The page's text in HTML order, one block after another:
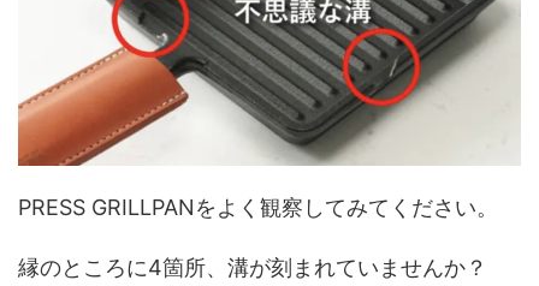
PRESS GRILLPANをよく観察してみてください。
縁のところに4箇所、溝が刻まれていませんか？